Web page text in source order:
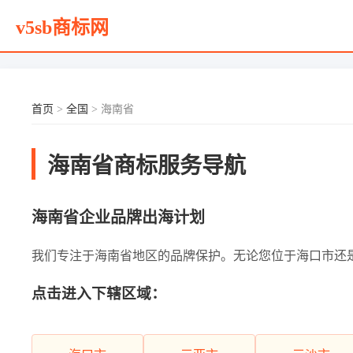
v5sb商标网
首页 > 全国 > 海南省
海南省商标服务导航
海南省企业品牌出海计划
我们专注于海南省地区的品牌保护。无论您位于海口市
点击进入下辖区域：